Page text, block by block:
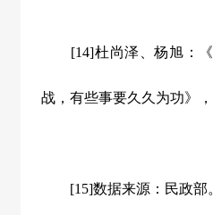
[14]杜尚泽、杨旭：《
战，有些事要久久为功》
[15]数据来源：民政部